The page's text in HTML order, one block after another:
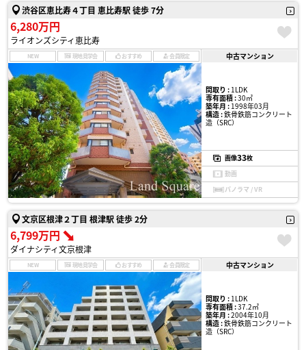
渋谷区恵比寿４丁目 恵比寿駅 徒歩 7分
6,280万円
ライオンズシティ恵比寿
NEW 現地見学会 おすすめ 会員限定 中古マンション
間取り :1LDK
専有面積 :30㎡
築年月 :1998年03月
構造 :鉄骨鉄筋コンクリート
造（SRC）
画像33枚
動画
パノラマ / VR
文京区根津２丁目 根津駅 徒歩 2分
6,799万円
ダイナシティ文京根津
NEW 現地見学会 おすすめ 会員限定 中古マンション
間取り :1LDK
専有面積 :37.2㎡
築年月 :2004年10月
構造 :鉄骨鉄筋コンクリート
造（SRC）